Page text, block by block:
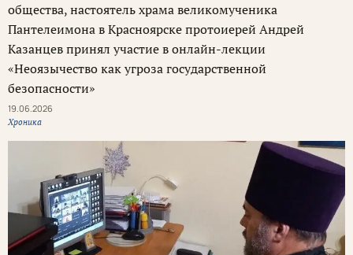
общества, настоятель храма великомученика
Пантелеимона в Красноярске протоиерей Андрей
Казанцев принял участие в онлайн-лекции
«Неоязычество как угроза государственной
безопасности»
19.06.2026
Хроника